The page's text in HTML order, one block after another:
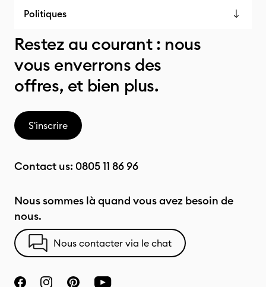
Politiques
Restez au courant : nous
vous enverrons des
offres, et bien plus.
S'inscrire
Contact us: 0805 11 86 96
Nous sommes là quand vous avez besoin de
nous.
Nous contacter via le chat